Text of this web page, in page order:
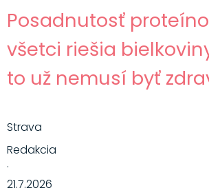
Posadnutosť
všetci riešia
to už nemusí byť
Strava
Redakcia
·
21.7.2026